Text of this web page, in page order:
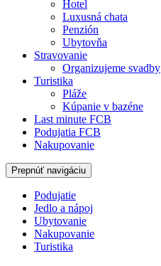
Hotel
Luxusná chata
Penzión
Ubytovňa
Stravovanie
Organizujeme svadby
Turistika
Pláže
Kúpanie v bazéne
Last minute FCB
Podujatia FCB
Nakupovanie
Prepnúť navigáciu
Podujatie
Jedlo a nápoj
Ubytovanie
Nakupovanie
Turistika